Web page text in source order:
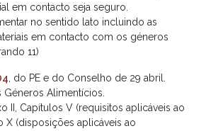
em contacto seja seguro.
no sentido lato incluindo as
em contacto com os géneros
11)
, do PE e do Conselho de 29 abril.
Géneros Alimentícios.
II, Capítulos V (requisitos aplicáveis ao
X (disposições aplicáveis ao